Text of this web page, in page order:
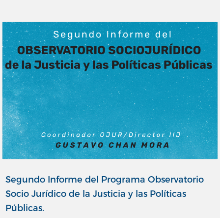
Segundo Informe del Programa Observatorio
Socio Jurídico de la Justicia y las Políticas
Públicas.